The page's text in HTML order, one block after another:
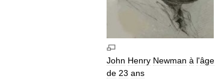
John Henry Newman à l'âge
de 23 ans